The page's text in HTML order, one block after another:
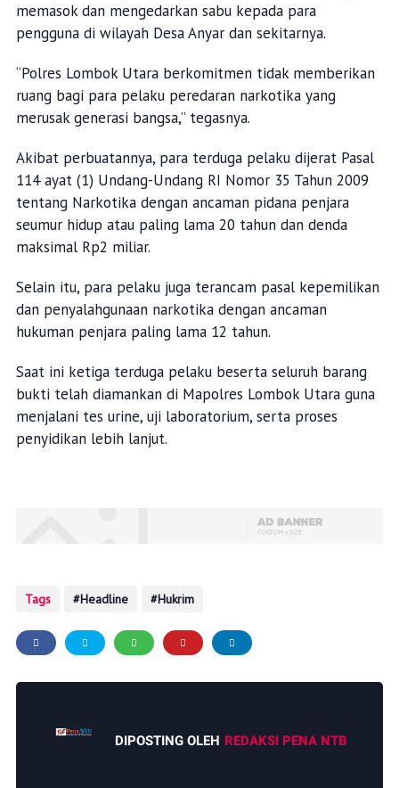
memasok dan mengedarkan sabu kepada para
pengguna di wilayah Desa Anyar dan sekitarnya.
“Polres Lombok Utara berkomitmen tidak memberikan
ruang bagi para pelaku peredaran narkotika yang
merusak generasi bangsa,” tegasnya.
Akibat perbuatannya, para terduga pelaku dijerat Pasal
114 ayat (1) Undang-Undang RI Nomor 35 Tahun 2009
tentang Narkotika dengan ancaman pidana penjara
seumur hidup atau paling lama 20 tahun dan denda
maksimal Rp2 miliar.
Selain itu, para pelaku juga terancam pasal kepemilikan
dan penyalahgunaan narkotika dengan ancaman
hukuman penjara paling lama 12 tahun.
Saat ini ketiga terduga pelaku beserta seluruh barang
bukti telah diamankan di Mapolres Lombok Utara guna
menjalani tes urine, uji laboratorium, serta proses
penyidikan lebih lanjut.
Tags Headline Hukrim
DIPOSTING OLEH REDAKSI PENA NTB